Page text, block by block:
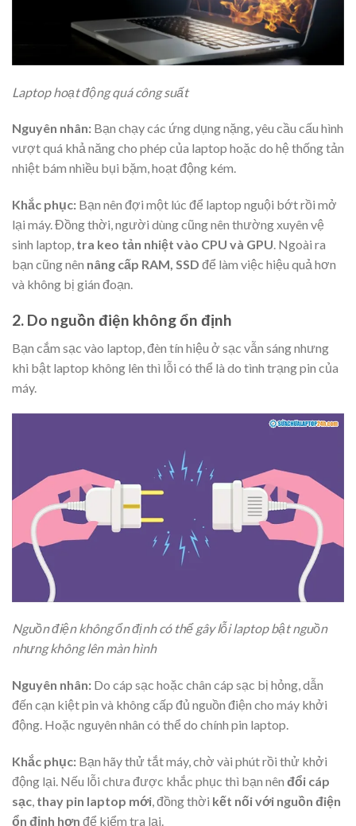
Laptop hoạt động quá công suất
Nguyên nhân: Bạn chạy các ứng dụng nặng, yêu cầu cấu hình
vượt quá khả năng cho phép của laptop hoặc do hệ thống tản
nhiệt bám nhiều bụi bặm, hoạt động kém.
Khắc phục: Bạn nên đợi một lúc để laptop nguội bớt rồi mở
lại máy. Đồng thời, người dùng cũng nên thường xuyên vệ
sinh laptop, tra keo tản nhiệt vào CPU và GPU. Ngoài ra
bạn cũng nên nâng cấp RAM, SSD để làm việc hiệu quả hơn
và không bị gián đoạn.
2. Do nguồn điện không ổn định
Bạn cắm sạc vào laptop, đèn tín hiệu ở sạc vẫn sáng nhưng
khi bật laptop không lên thì lỗi có thể là do tình trạng pin của
máy.
Nguồn điện không ổn định có thể gây lỗi laptop bật nguồn
nhưng không lên màn hình
Nguyên nhân: Do cáp sạc hoặc chân cáp sạc bị hỏng, dẫn
đến cạn kiệt pin và không cấp đủ nguồn điện cho máy khởi
động. Hoặc nguyên nhân có thể do chính pin laptop.
Khắc phục: Bạn hãy thử tắt máy, chờ vài phút rồi thử khởi
động lại. Nếu lỗi chưa được khắc phục thì bạn nên đổi cáp
sạc, thay pin laptop mới, đồng thời kết nối với nguồn điện
ổn định hơn để kiểm tra lại.